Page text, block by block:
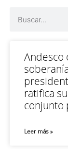
Andesco
ratifica
conjunto
Leer más »